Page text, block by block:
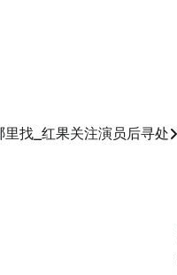
找_红果关注演员后寻处